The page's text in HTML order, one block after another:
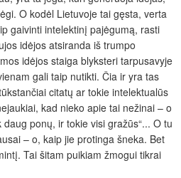
O kodėl Lietuvoje tai gęsta, verta
gaivinti intelektinį pajėgumą, rasti
idėjos atsiranda iš trumpo
idėjos staiga blyksteri tarpusavyje
gali taip nutikti. Čia ir yra tas
citatų ar tokie intelektualūs
kad nieko apie tai nežinai – o
ponų, ir tokie visi gražūs“... O tu
– o, kaip jie protinga šneka. Bet
Tai šitam puikiam žmogui tikrai